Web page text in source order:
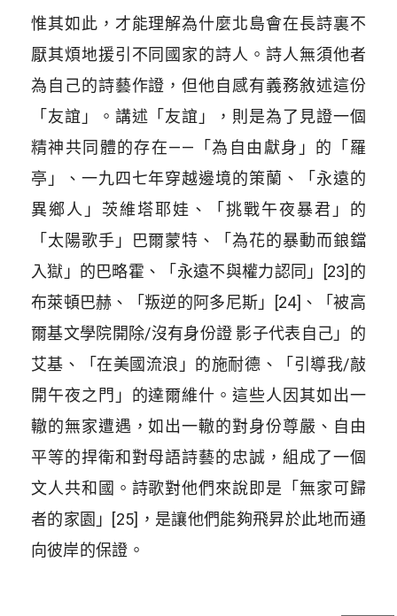
惟其如此，才能理解為什麼北島會在長詩裏不
厭其煩地援引不同國家的詩人。詩人無須他者
為自己的詩藝作證，但他自感有義務敘述這份
「友誼」。講述「友誼」，則是為了見證一個
精神共同體的存在——「為自由獻身」的「羅
亭」、一九四七年穿越邊境的策蘭、「永遠的
異鄉人」茨維塔耶娃、「挑戰午夜暴君」的
「太陽歌手」巴爾蒙特、「為花的暴動而鋃鐺
入獄」的巴略霍、「永遠不與權力認同」[23]的
布萊頓巴赫、「叛逆的阿多尼斯」[24]、「被高
爾基文學院開除/沒有身份證 影子代表自己」的
艾基、「在美國流浪」的施耐德、「引導我/敲
開午夜之門」的達爾維什。這些人因其如出一
轍的無家遭遇，如出一轍的對身份尊嚴、自由
平等的捍衛和對母語詩藝的忠誠，組成了一個
文人共和國。詩歌對他們來說即是「無家可歸
者的家園」[25]，是讓他們能夠飛昇於此地而通
向彼岸的保證。